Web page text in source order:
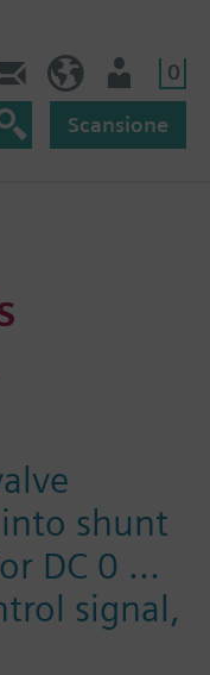
0
Scansione
shunt
DC 0 ...
signal,